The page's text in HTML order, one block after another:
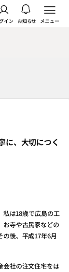
イン お知らせ メニュー
に、大切につく
私は18歳で広島の工
お寺や古民家などの
後、平成17年6月
会社の注文住宅をは